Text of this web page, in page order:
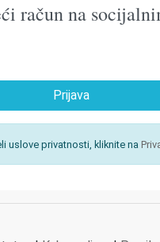
račun na
Prijava
uslove privatnosti, kliknite na